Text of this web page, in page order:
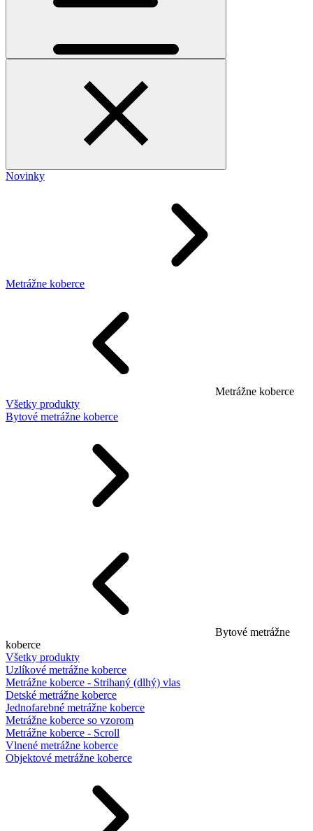
Novinky
Metrážne koberce
Metrážne koberce
Všetky produkty
Bytové metrážne koberce
Bytové metrážne
koberce
Všetky produkty
Uzlíkové metrážne koberce
Metrážne koberce - Strihaný (dlhý) vlas
Detské metrážne koberce
Jednofarebné metrážne koberce
Metrážne koberce so vzorom
Metrážne koberce - Scroll
Vlnené metrážne koberce
Objektové metrážne koberce